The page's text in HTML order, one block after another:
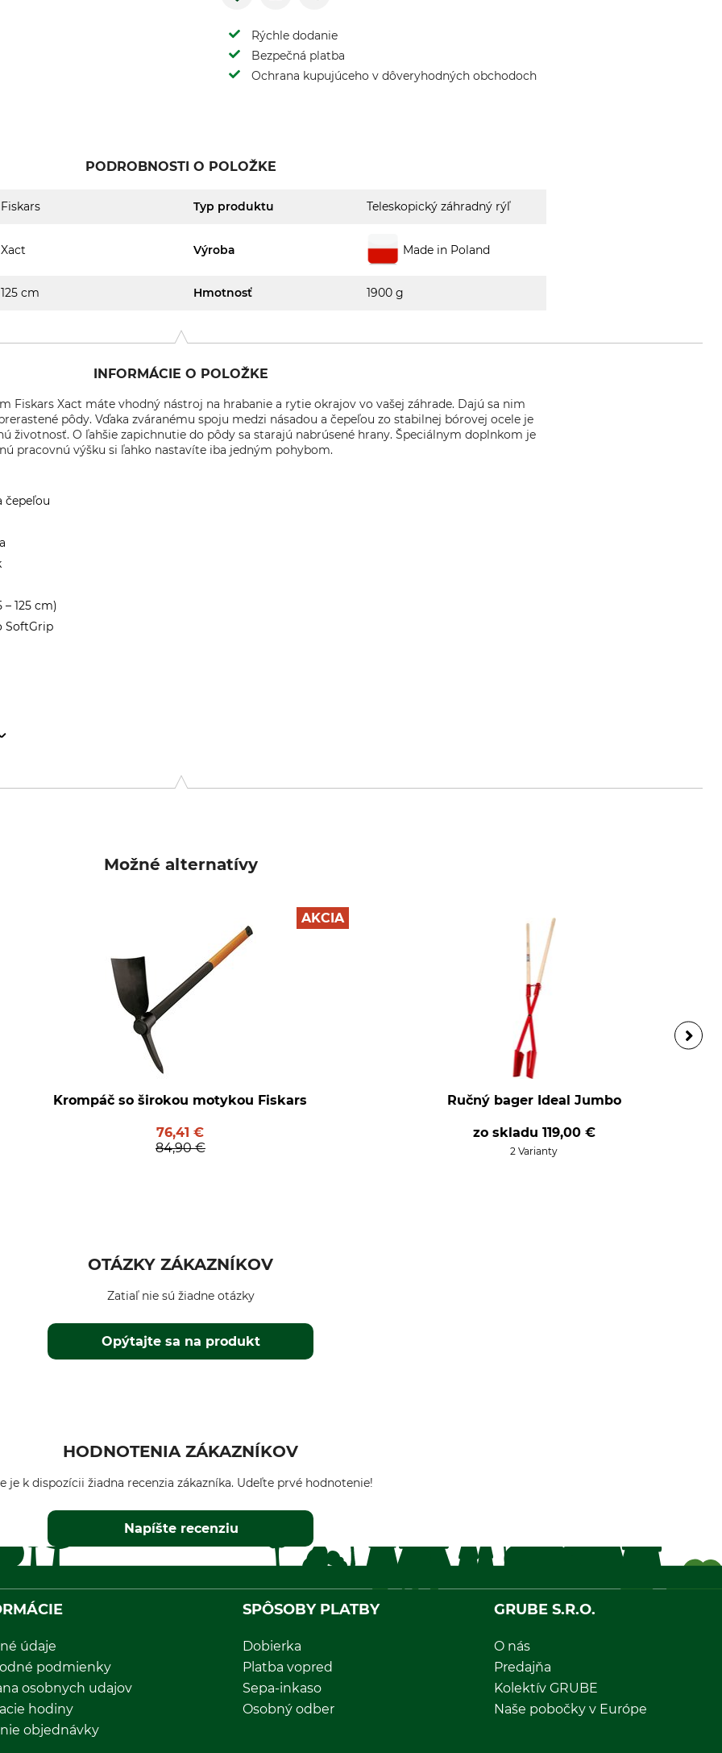
Rýchle dodanie
Bezpečná platba
Ochrana kupujúceho v dôveryhodných obchodoch
PODROBNOSTI O POLOŽKE
Fiskars Typ produktu Teleskopický záhradný rýľ
Xact Výroba Made in Poland
125 cm Hmotnosť 1900 g
INFORMÁCIE O POLOŽKE
Fiskars Xact máte vhodný nástroj na hrabanie a rytie okrajov vo vašej záhrade. Dajú sa nim
pôdy. Vďaka zváranému spoju medzi násadou a čepeľou zo stabilnej bórovej ocele je
životnosť. O ľahšie zapichnutie do pôdy sa starajú nabrúsené hrany. Špeciálnym doplnkom je
pracovnú výšku si ľahko nastavíte iba jedným pohybom.
čepeľou
125 cm)
SoftGrip
Možné alternatívy
AKCIA
Krompáč so širokou motykou Fiskars
76,41 €
84,90 €
Ručný bager Ideal Jumbo
zo skladu 119,00 €
2 Varianty
OTÁZKY ZÁKAZNÍKOV
Opýtajte sa na produkt
Zatiaľ nie sú žiadne otázky
HODNOTENIA ZÁKAZNÍKOV
je k dispozícii žiadna recenzia zákazníka. Udeľte prvé hodnotenie!
Napíšte recenziu
údaje
podmienky
osobnych udajov
hodiny
objednávky
SPÔSOBY PLATBY
Dobierka
Platba vopred
Sepa-inkaso
Osobný odber
GRUBE S.R.O.
O nás
Predajňa
Kolektív GRUBE
Naše pobočky v Európe